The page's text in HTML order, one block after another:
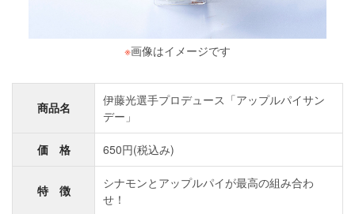
※画像はイメージです
商品名
伊藤光選手プロデュース「アップルパイサン
デー」
価 格 650円(税込み)
特 徴
シナモンとアップルパイが最高の組み合わ
せ！